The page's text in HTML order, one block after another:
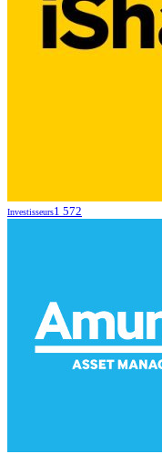
Investisseurs1 572